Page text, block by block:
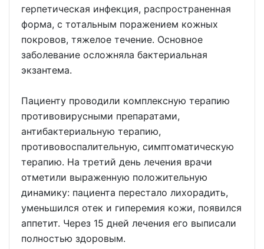
герпетическая инфекция, распространенная
форма, с тотальным поражением кожных
покровов, тяжелое течение. Основное
заболевание осложняла бактериальная
экзантема.
Пациенту проводили комплексную терапию
противовирусными препаратами,
антибактериальную терапию,
противовоспалительную, симптоматическую
терапию. На третий день лечения врачи
отметили выраженную положительную
динамику: пациента перестало лихорадить,
уменьшился отек и гиперемия кожи, появился
аппетит. Через 15 дней лечения его выписали
полностью здоровым.